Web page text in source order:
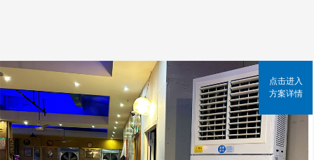
点击进入
方案详情